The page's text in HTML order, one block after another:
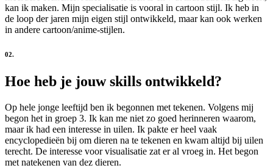
kan ik maken. Mijn specialisatie is vooral in cartoon stijl. Ik heb in
de loop der jaren mijn eigen stijl ontwikkeld, maar kan ook werken
in andere cartoon/anime-stijlen.
02.
Hoe heb je jouw skills ontwikkeld?
Op hele jonge leeftijd ben ik begonnen met tekenen. Volgens mij
begon het in groep 3. Ik kan me niet zo goed herinneren waarom,
maar ik had een interesse in uilen. Ik pakte er heel vaak
encyclopedieën bij om dieren na te tekenen en kwam altijd bij uilen
terecht. De interesse voor visualisatie zat er al vroeg in. Het begon
met natekenen van dez dieren.